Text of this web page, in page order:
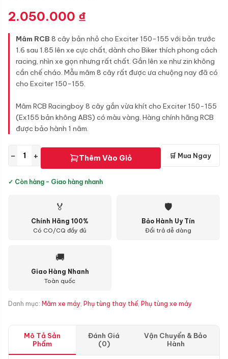
2.050.000 ₫
Mâm RCB 8 cây bản nhỏ cho Exciter 150-155 với bản trước
1.6 sau 1.85 lên xe cực chất, dành cho Biker thích phong cách
racing, nhìn xe gọn nhưng rất chất. Gắn lên xe như zin không
cần chế cháo. Mẫu mâm 8 cây rất được ưa chuộng nay đã có
cho Exciter 150-155.
Mâm RCB Racingboy 8 cây gắn vừa khít cho Exciter 150-155
(Ex155 bản không ABS) có màu vàng. Hàng chính hãng RCB
được bảo hành 1 năm.
− + Thêm Vào Giỏ 🛒 Mua Ngay
✓ Còn hàng - Giao hàng nhanh
🏅
Chính Hãng 100%
Có CO/CQ đầy đủ
🛡
Bảo Hành Uy Tín
Đổi trả dễ dàng
🚚
Giao Hàng Nhanh
Toàn quốc
Danh mục: Mâm xe máy, Phụ tùng thay thế, Phụ tùng xe máy
Mô Tả Sản
Phẩm
Đánh Giá
(0)
Vận Chuyển & Bảo
Hành